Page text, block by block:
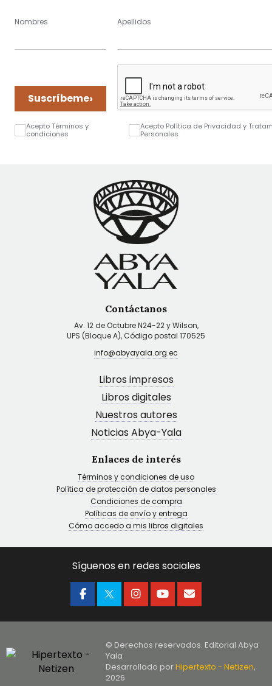
Nombres Apellidos
Suscríbeme›
Acepto Términos y
condiciones
Acepto Política de Privacidad y
Personales
Contáctanos
Av. 12 de Octubre N24-22 y Wilson,
UPS (Bloque A), Código postal 170525
info@abyayala.org.ec
Libros impresos
Libros digitales
Nuestros autores
Noticias Abya-Yala
Enlaces de interés
Términos y condiciones de uso
Política de protección de datos personales
Condiciones de compra
Políticas de envío y entrega
Cómo accedo a mis libros digitales
Síguenos en redes sociales
© Derechos reservados. Editorial Abya
Yala
Desarrollado porHipertexto - Netizen,
2026